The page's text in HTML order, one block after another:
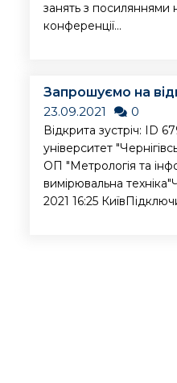
занять з посиляннями
конференції...
Запрошуємо на
23.09.2021
0
Відкрита зустріч: ID
університет
ОП "Метрологія та
вимірювальна
2021 16:25